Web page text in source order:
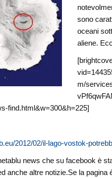
sono
oceani
aliene.
m/
find.html&w=300&h=225]
2012/02/il-lago-vostok-
news che su facebook è
anche altre notizie.Se la